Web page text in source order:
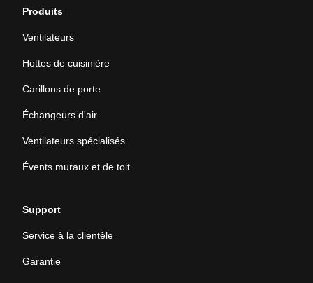
Produits
Ventilateurs
Hottes de cuisinière
Carillons de porte
Échangeurs d'air
Ventilateurs spécialisés
Évents muraux et de toit
Support
Service à la clientèle
Garantie